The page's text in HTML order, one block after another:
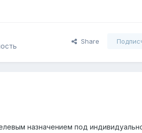
Share
назначением под